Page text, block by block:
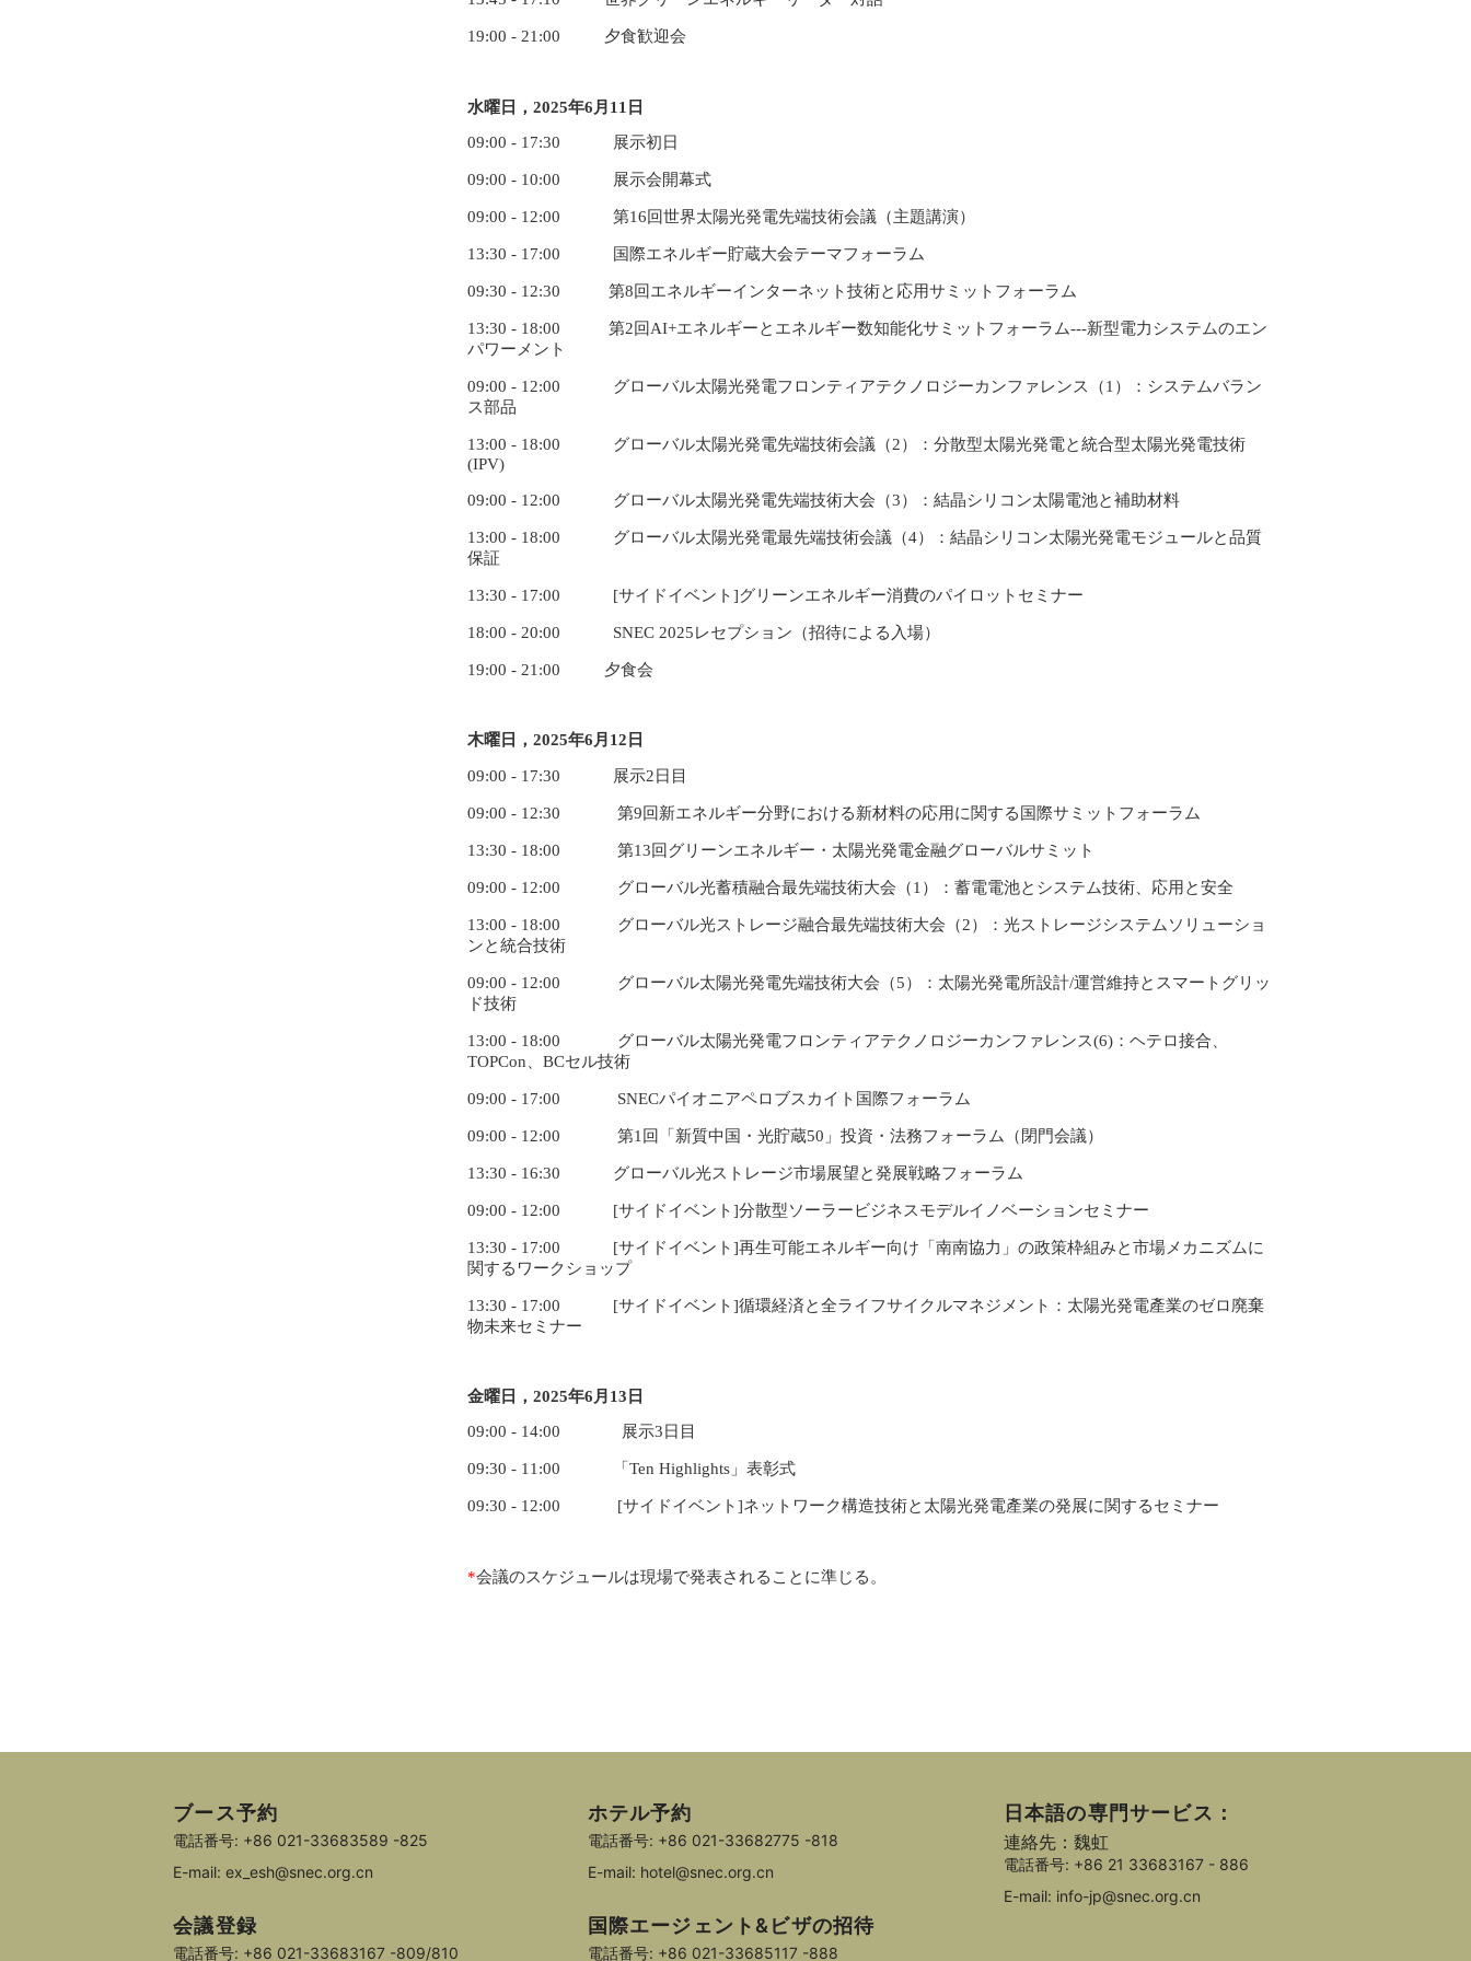
19:00 - 21:00 夕食歓迎会
水曜日， 2025年6月11日
09:00 - 17:30 展示初日
09:00 - 10:00 展示会開幕式
09:00 - 12:00 第16回世界太陽光発電先端技術会議（主題講演）
13:30 - 17:00 国際エネルギー貯蔵大会テーマフォーラム
09:30 - 12:30 第8回エネルギーインターネット技術と応用サミットフォーラム
13:30 - 18:00 第2回AI+エネルギーとエネルギー数知能化サミットフォーラム---新型電力システムのエン
パワーメント
09:00 - 12:00 グローバル太陽光発電フロンティアテクノロジーカンファレンス（1）：システムバラン
ス部品
13:00 - 18:00 グローバル太陽光発電先端技術会議（2）：分散型太陽光発電と統合型太陽光発電技術
(IPV)
09:00 - 12:00 グローバル太陽光発電先端技術大会（3）：結晶シリコン太陽電池と補助材料
13:00 - 18:00 グローバル太陽光発電最先端技術会議（4）：結晶シリコン太陽光発電モジュールと品質
保証
13:30 - 17:00 [サイドイベント]グリーンエネルギー消費のパイロットセミナー
18:00 - 20:00 SNEC 2025レセプション（招待による入場）
19:00 - 21:00 夕食会
木曜日， 2025年6月12日
09:00 - 17:30 展示2日目
09:00 - 12:30 第9回新エネルギー分野における新材料の応用に関する国際サミットフォーラム
13:30 - 18:00 第13回グリーンエネルギー・太陽光発電金融グローバルサミット
09:00 - 12:00 グローバル光蓄積融合最先端技術大会（1）：蓄電電池とシステム技術、応用と安全
13:00 - 18:00 グローバル光ストレージ融合最先端技術大会（2）：光ストレージシステムソリューショ
ンと統合技術
09:00 - 12:00 グローバル太陽光発電先端技術大会（5）：太陽光発電所設計/運営維持とスマートグリッ
ド技術
13:00 - 18:00 グローバル太陽光発電フロンティアテクノロジーカンファレンス(6)：ヘテロ接合、
TOPCon、BCセル技術
09:00 - 17:00 SNECパイオニアペロブスカイト国際フォーラム
09:00 - 12:00 第1回「新質中国・光貯蔵50」投資・法務フォーラム（閉門会議）
13:30 - 16:30 グローバル光ストレージ市場展望と発展戦略フォーラム
09:00 - 12:00 [サイドイベント]分散型ソーラービジネスモデルイノベーションセミナー
13:30 - 17:00 [サイドイベント]再生可能エネルギー向け「南南協力」の政策枠組みと市場メカニズムに
関するワークショップ
13:30 - 17:00 [サイドイベント]循環経済と全ライフサイクルマネジメント：太陽光発電產業のゼロ廃棄
物未来セミナー
金曜日， 2025年6月13日
09:00 - 14:00 展示3日目
09:30 - 11:00 「Ten Highlights」表彰式
09:30 - 12:00 [サイドイベント]ネットワーク構造技術と太陽光発電產業の発展に関するセミナー
*会議のスケジュールは現場で発表されることに準じる。
ブース予約
電話番号: +86 021-33683589 -825
E-mail: ex_esh@snec.org.cn
会議登録
電話番号: +86 021-33683167 -809/810
ホテル予約
電話番号: +86 021-33682775 -818
E-mail: hotel@snec.org.cn
国際エージェント&ビザの招待
電話番号: +86 021-33685117 -888
日本語の専門サービス：
連絡先：魏虹
電話番号: +86 21 33683167 - 886
E-mail: info-jp@snec.org.cn